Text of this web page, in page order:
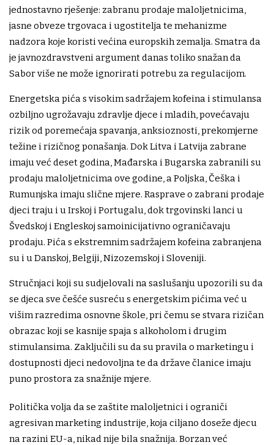
jednostavno rješenje: zabranu prodaje maloljetnicima,
jasne obveze trgovaca i ugostitelja te mehanizme
nadzora koje koristi većina europskih zemalja. Smatra da
je javnozdravstveni argument danas toliko snažan da
Sabor više ne može ignorirati potrebu za regulacijom.
Energetska pića s visokim sadržajem kofeina i stimulansa
ozbiljno ugrožavaju zdravlje djece i mladih, povećavaju
rizik od poremećaja spavanja, anksioznosti, prekomjerne
težine i rizičnog ponašanja. Dok Litva i Latvija zabrane
imaju već deset godina, Mađarska i Bugarska zabranili su
prodaju maloljetnicima ove godine, a Poljska, Češka i
Rumunjska imaju slične mjere. Rasprave o zabrani prodaje
djeci traju i u Irskoj i Portugalu, dok trgovinski lanci u
Švedskoj i Engleskoj samoinicijativno ograničavaju
prodaju. Pića s ekstremnim sadržajem kofeina zabranjena
su i u Danskoj, Belgiji, Nizozemskoj i Sloveniji.
Stručnjaci koji su sudjelovali na saslušanju upozorili su da
se djeca sve češće susreću s energetskim pićima već u
višim razredima osnovne škole, pri čemu se stvara rizičan
obrazac koji se kasnije spaja s alkoholom i drugim
stimulansima. Zaključili su da su pravila o marketingu i
dostupnosti djeci nedovoljna te da države članice imaju
puno prostora za snažnije mjere.
Politička volja da se zaštite maloljetnici i ograniči
agresivan marketing industrije, koja ciljano doseže djecu
na razini EU-a, nikad nije bila snažnija. Borzan već